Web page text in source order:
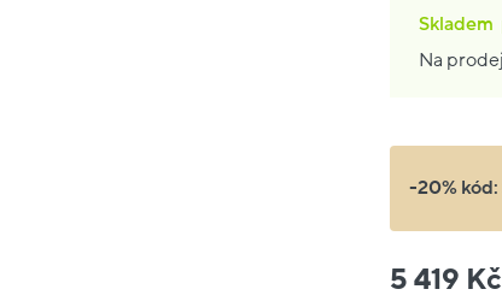
Skladem
Na
-20% kód:
5 419 Kč